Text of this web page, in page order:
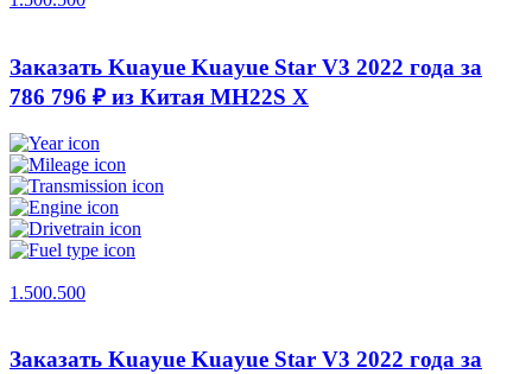
Заказать Kuayue Kuayue Star V3 2022 года за
786 796 ₽ из Китая MH22S X
1.500.500
Заказать Kuayue Kuayue Star V3 2022 года за